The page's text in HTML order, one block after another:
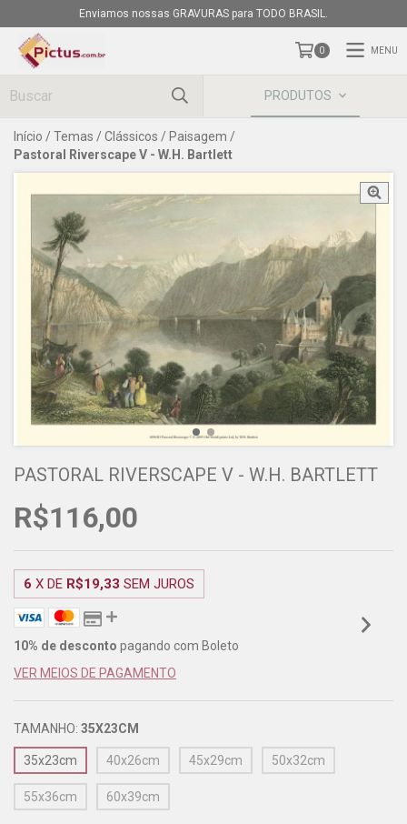
Enviamos nossas GRAVURAS para TODO BRASIL.
0 MENU
PRODUTOS
Início / Temas / Clássicos / Paisagem /
Pastoral Riverscape V - W.H. Bartlett
PASTORAL RIVERSCAPE V - W.H. BARTLETT
R$116,00
6 X DE R$19,33 SEM JUROS
10% de desconto pagando com Boleto
VER MEIOS DE PAGAMENTO
TAMANHO: 35X23CM
35x23cm 40x26cm 45x29cm 50x32cm
55x36cm 60x39cm